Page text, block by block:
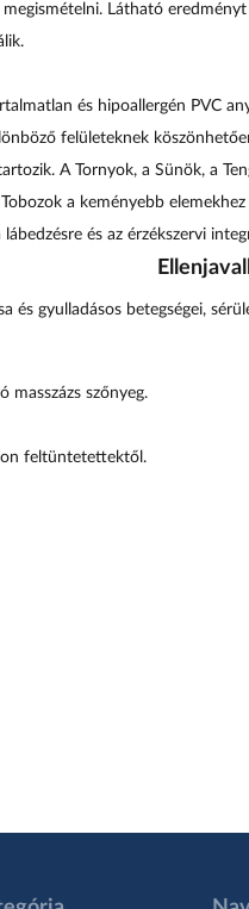
Látható
és hipoallergén PVC
felületeknek
A Tornyok, a Sünök, a
Tobozok a keményebb
lábedzésre és az érzékszervi
és gyulladásos betegségei,
masszázs szőnyeg.
feltüntetettektől.